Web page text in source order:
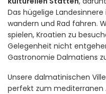
Das hügelige
wandern und Rad fahren.
spielen, Kroatien zu
Gelegenheit nicht
Gastronomie Dalmatiens
Unsere dalmatinischen
perfekt zum mediterranen